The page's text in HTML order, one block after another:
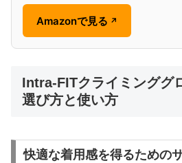
Amazonで見る ↗
Intra-FITクライミンググ
選び方と使い方
快適な着用感を得るための